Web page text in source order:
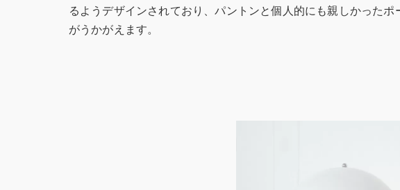
るようデザインされており、パントンと個人的にも親しかった
がうかがえます。